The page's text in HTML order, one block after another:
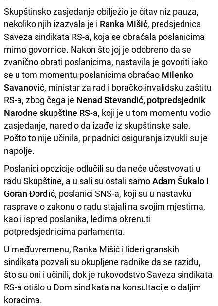
Skupštinsko zasjedanje obilježio je čitav niz pauza,
nekoliko njih izazvala je i Ranka Mišić, predsjednica
Saveza sindikata RS-a, koja se obraćala poslanicima
mimo govornice. Nakon što joj je odobreno da se
zvanično obrati poslanicima, nastavila je govoriti iako
se u tom momentu poslanicima obraćao Milenko
Savanović, ministar za rad i boračko-invalidsku zaštitu
RS-a, zbog čega je Nenad Stevandić, potpredsjednik
Narodne skupštine RS-a, koji je u tom momentu vodio
zasjedanje, naredio da izađe iz skupštinske sale.
Pošto to nije učinila, pripadnici osiguranja izvukli su je
napolje.
Poslanici opozicije odlučili su da neće učestvovati u
radu Skupštine, a u sali su ostali samoAdam Šukalo i
Goran Đorđić, poslanici SNS-a, koji su u nastavku
rasprave o zakonu o radu stajali na svojim mjestima,
kao i ispred poslanika, leđima okrenuti
potpredsjednicima parlamenta.
U međuvremenu, Ranka Mišić i lideri granskih
sindikata pozvali su okupljene radnike da se raziđu,
što su oni i učinili, dok je rukovodstvo Saveza sindikata
RS-a otišlo u Dom sindikata na konsultacije o daljim
koracima.